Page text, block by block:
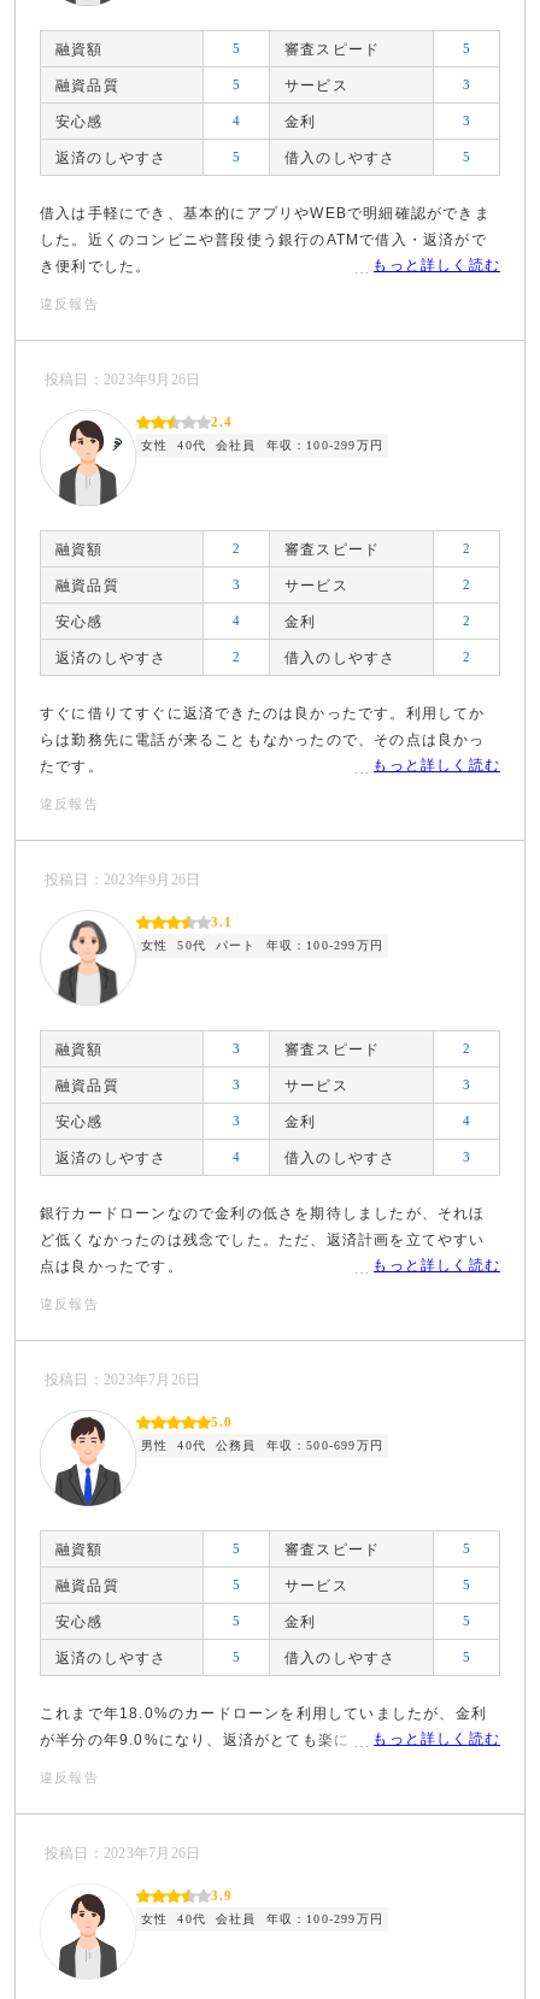
融資額 5 審査スピード 5
融資品質 5 サービス 3
安心感 4 金利 3
返済のしやすさ 5 借入のしやすさ 5
借入は手軽にでき、基本的にアプリやWEBで明細確認ができま
した。近くのコンビニや普段使う銀行のATMで借入・返済がで
き便利でした。
もっと詳しく読む
違反報告
投稿日：2023年9月26日
2.4
女性 40代 会社員 年収：100-299万円
融資額 2 審査スピード 2
融資品質 3 サービス 2
安心感 4 金利 2
返済のしやすさ 2 借入のしやすさ 2
すぐに借りてすぐに返済できたのは良かったです。利用してか
らは勤務先に電話が来ることもなかったので、その点は良かっ
たです。
もっと詳しく読む
違反報告
投稿日：2023年9月26日
3.1
女性 50代 パート 年収：100-299万円
融資額 3 審査スピード 2
融資品質 3 サービス 3
安心感 3 金利 4
返済のしやすさ 4 借入のしやすさ 3
銀行カードローンなので金利の低さを期待しましたが、それほ
ど低くなかったのは残念でした。ただ、返済計画を立てやすい
点は良かったです。
もっと詳しく読む
違反報告
投稿日：2023年7月26日
5.0
男性 40代 公務員 年収：500-699万円
融資額 5 審査スピード 5
融資品質 5 サービス 5
安心感 5 金利 5
返済のしやすさ 5 借入のしやすさ 5
これまで年18.0%のカードローンを利用していましたが、金利
が半分の年9.0%になり、返済がとても楽になりました。
もっと詳しく読む
違反報告
投稿日：2023年7月26日
3.9
女性 40代 会社員 年収：100-299万円